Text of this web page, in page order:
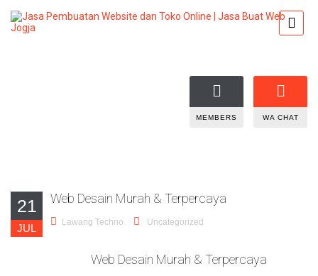
MEMBERS WA CHAT
21
JUL
Web Desain Murah & Terpercaya
Lawang Techno Uncategorized
Web Desain Murah & Terpercaya